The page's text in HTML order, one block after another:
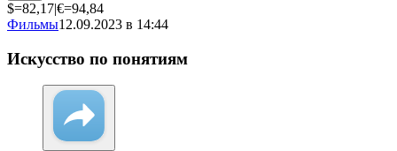
$=82,17|€=94,84
Фильмы12.09.2023 в 14:44
Искусство по понятиям